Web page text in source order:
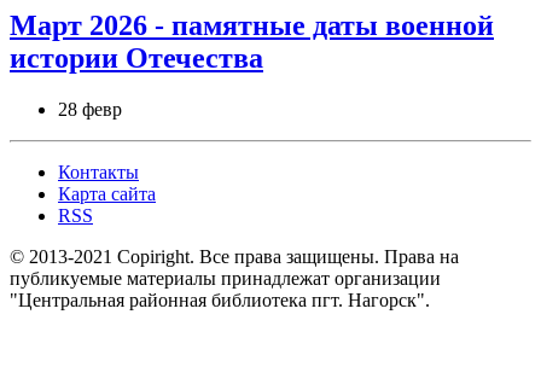
Март 2026 - памятные даты военной
истории Отечества
28 февр
Контакты
Карта сайта
RSS
© 2013-2021 Copiright. Все права защищены. Права на
публикуемые материалы принадлежат организации
"Центральная районная библиотека пгт. Нагорск".